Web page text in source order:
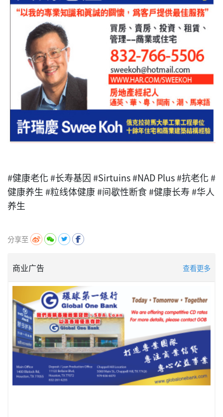
#健康老化 #长寿基因 #Sirtuins #NAD Plus #抗老化 #
健康养生 #粒线体健康 #间歇性断食 #健康长寿 #华人
养生
分享至
商业广告 查看更多